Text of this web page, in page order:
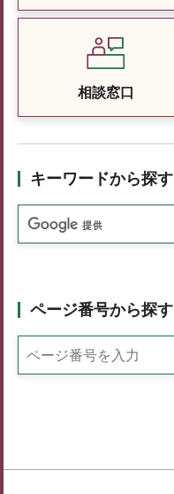
相談窓口
キーワードから探す
ページ番号から探す